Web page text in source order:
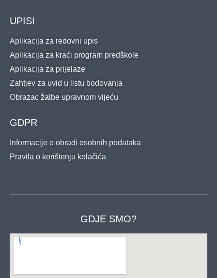
UPISI
Aplikacija za redovni upis
Aplikacija za kraći program predškole
Aplikacija za prijelaze
Zahtjev za uvid u listu bodovanja
Obrazac žalbe upravnom vijeću
GDPR
Informacije o obradi osobnih podataka
Pravila o korištenju kolačića
GDJE SMO?